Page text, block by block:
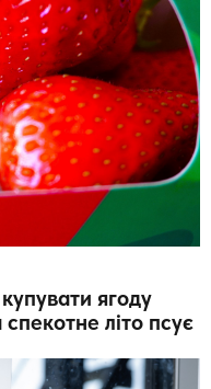
ягоду
літо псує